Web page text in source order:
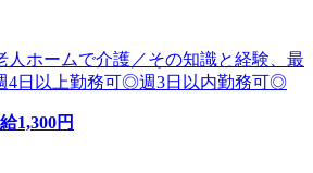
人ホームで介護／その知識と経験、最
4日以上勤務可◎週3日以内勤務可◎
1,300円